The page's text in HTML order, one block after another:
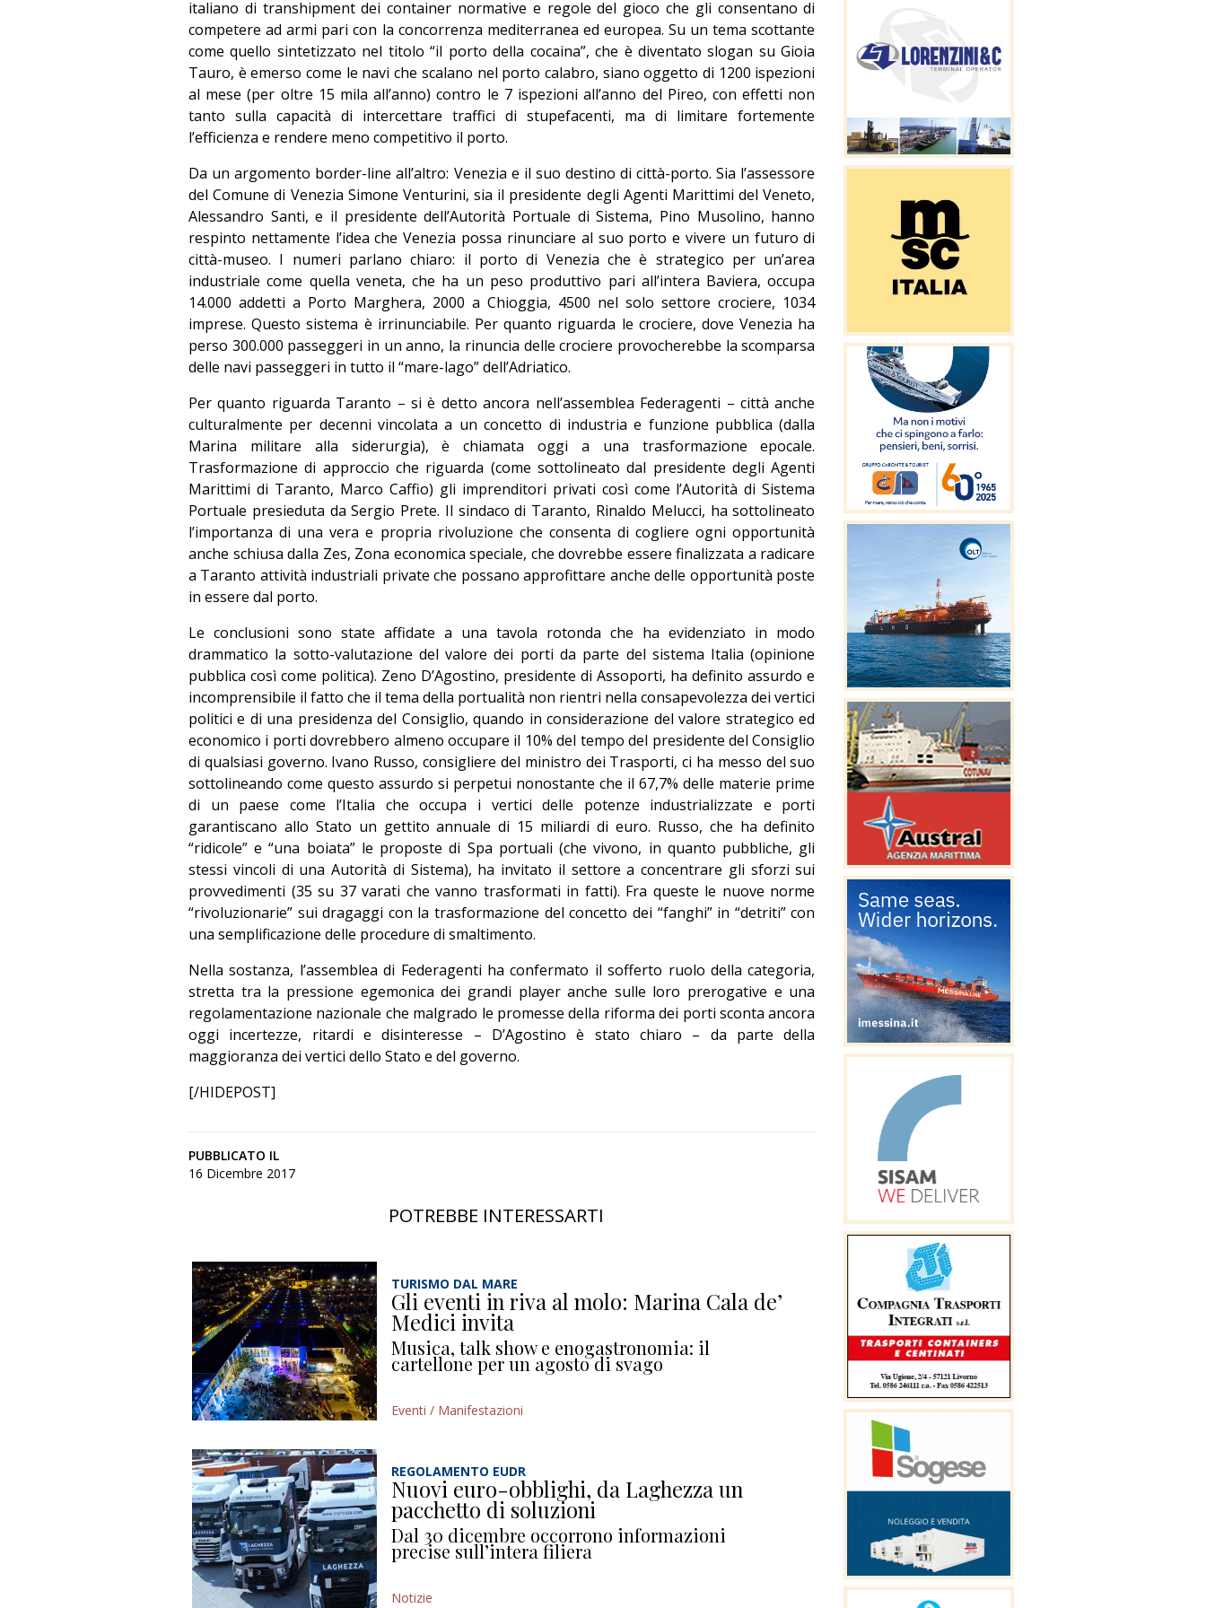
italiano di transhipment dei container normative e regole del gioco che gli consentano di
competere ad armi pari con la concorrenza mediterranea ed europea. Su un tema scottante
come quello sintetizzato nel titolo “il porto della cocaina”, che è diventato slogan su Gioia
Tauro, è emerso come le navi che scalano nel porto calabro, siano oggetto di 1200 ispezioni
al mese (per oltre 15 mila all’anno) contro le 7 ispezioni all’anno del Pireo, con effetti non
tanto sulla capacità di intercettare traffici di stupefacenti, ma di limitare fortemente
l’efficienza e rendere meno competitivo il porto.
Da un argomento border-line all’altro: Venezia e il suo destino di città-porto. Sia l’assessore
del Comune di Venezia Simone Venturini, sia il presidente degli Agenti Marittimi del Veneto,
Alessandro Santi, e il presidente dell’Autorità Portuale di Sistema, Pino Musolino, hanno
respinto nettamente l’idea che Venezia possa rinunciare al suo porto e vivere un futuro di
città-museo. I numeri parlano chiaro: il porto di Venezia che è strategico per un’area
industriale come quella veneta, che ha un peso produttivo pari all’intera Baviera, occupa
14.000 addetti a Porto Marghera, 2000 a Chioggia, 4500 nel solo settore crociere, 1034
imprese. Questo sistema è irrinunciabile. Per quanto riguarda le crociere, dove Venezia ha
perso 300.000 passeggeri in un anno, la rinuncia delle crociere provocherebbe la scomparsa
delle navi passeggeri in tutto il “mare-lago” dell’Adriatico.
Per quanto riguarda Taranto – si è detto ancora nell’assemblea Federagenti – città anche
culturalmente per decenni vincolata a un concetto di industria e funzione pubblica (dalla
Marina militare alla siderurgia), è chiamata oggi a una trasformazione epocale.
Trasformazione di approccio che riguarda (come sottolineato dal presidente degli Agenti
Marittimi di Taranto, Marco Caffio) gli imprenditori privati così come l’Autorità di Sistema
Portuale presieduta da Sergio Prete. Il sindaco di Taranto, Rinaldo Melucci, ha sottolineato
l’importanza di una vera e propria rivoluzione che consenta di cogliere ogni opportunità
anche schiusa dalla Zes, Zona economica speciale, che dovrebbe essere finalizzata a radicare
a Taranto attività industriali private che possano approfittare anche delle opportunità poste
in essere dal porto.
Le conclusioni sono state affidate a una tavola rotonda che ha evidenziato in modo
drammatico la sotto-valutazione del valore dei porti da parte del sistema Italia (opinione
pubblica così come politica). Zeno D’Agostino, presidente di Assoporti, ha definito assurdo e
incomprensibile il fatto che il tema della portualità non rientri nella consapevolezza dei vertici
politici e di una presidenza del Consiglio, quando in considerazione del valore strategico ed
economico i porti dovrebbero almeno occupare il 10% del tempo del presidente del Consiglio
di qualsiasi governo. Ivano Russo, consigliere del ministro dei Trasporti, ci ha messo del suo
sottolineando come questo assurdo si perpetui nonostante che il 67,7% delle materie prime
di un paese come l’Italia che occupa i vertici delle potenze industrializzate e porti
garantiscano allo Stato un gettito annuale di 15 miliardi di euro. Russo, che ha definito
“ridicole” e “una boiata” le proposte di Spa portuali (che vivono, in quanto pubbliche, gli
stessi vincoli di una Autorità di Sistema), ha invitato il settore a concentrare gli sforzi sui
provvedimenti (35 su 37 varati che vanno trasformati in fatti). Fra queste le nuove norme
“rivoluzionarie” sui dragaggi con la trasformazione del concetto dei “fanghi” in “detriti” con
una semplificazione delle procedure di smaltimento.
Nella sostanza, l’assemblea di Federagenti ha confermato il sofferto ruolo della categoria,
stretta tra la pressione egemonica dei grandi player anche sulle loro prerogative e una
regolamentazione nazionale che malgrado le promesse della riforma dei porti sconta ancora
oggi incertezze, ritardi e disinteresse – D’Agostino è stato chiaro – da parte della
maggioranza dei vertici dello Stato e del governo.
[/HIDEPOST]
PUBBLICATO IL
16 Dicembre 2017
POTREBBE INTERESSARTI
TURISMO DAL MARE
Gli eventi in riva al molo: Marina Cala de’
Medici invita
Musica, talk show e enogastronomia: il
cartellone per un agosto di svago
Eventi / Manifestazioni
REGOLAMENTO EUDR
Nuovi euro-obblighi, da Laghezza un
pacchetto di soluzioni
Dal 30 dicembre occorrono informazioni
precise sull’intera filiera
Notizie